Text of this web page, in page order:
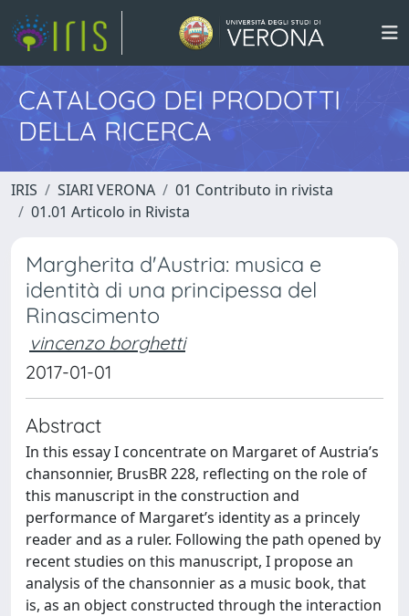
CATALOGO DEI PRODOTTI
DELLA RICERCA
IRIS SIARI VERONA
01 Contributo in rivista
01.01 Articolo in Rivista
Margherita d'Austria: musica e
identità di una principessa del
Rinascimento
vincenzo borghetti
2017-01-01
Abstract
In this essay I concentrate on Margaret of Austria’s
chansonnier, BrusBR 228, reflecting on the role of
this manuscript in the construction and
performance of Margaret’s identity as a princely
reader and as a ruler. Following the path opened by
recent studies on this manuscript, I propose an
analysis of the chansonnier as a music book, that
is, as an object constructed through the interaction